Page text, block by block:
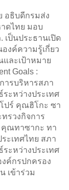
อธิบดีกรมส่ง
ดไทย มอบ
ป็นประธานเปิด
งค์ความรู้เกี่ยว
ละเป้าหมาย
Goals :
ารบริหารสภา
ะหว่างประเทศ
ปร์ คุณฮิโกะ ซา
รวงกิจการ
คุณทาซากะ ทา
ะเทศไทย สภา
ะหว่างประเทศ
ค์กรปกครอง
เข้าร่วม